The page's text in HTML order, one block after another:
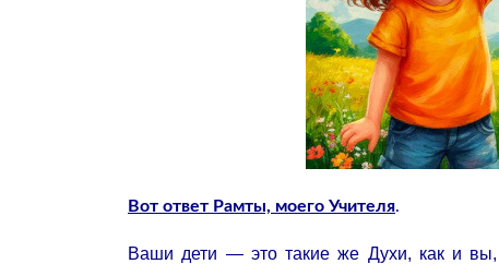
Вот ответ Рамты, моего Учителя.
Ваши дети — это такие же Духи, как и